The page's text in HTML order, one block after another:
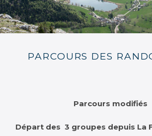
PARCOURS DES
Parcours modifiés
Départ des 3 groupes depuis La